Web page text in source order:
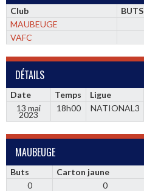
Club BUTS
MAUBEUGE
VAFC
DÉTAILS
Date Temps Ligue
13 mai
2023
18h00 NATIONAL3
MAUBEUGE
Buts Carton jaune
0
0